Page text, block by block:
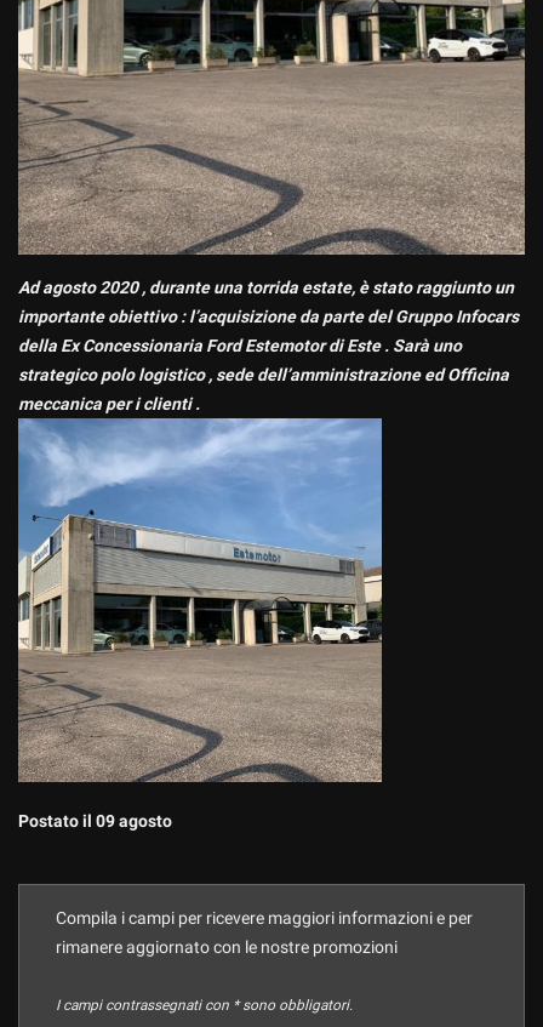
I NOSTRI SERVIZI
INTEGRATIVI
COMPRIAMO IL TUO USATO
ESTEMOTOR ,UFFICIALE
RENAULT DACIA
RECENSIONI
NEWS
Ad agosto 2020 , durante una torrida estate, è stato raggiunto un
importante obiettivo : l’acquisizione da parte del Gruppo Infocars
della Ex Concessionaria Ford Estemotor di Este . Sarà uno
strategico polo logistico , sede dell’amministrazione ed Officina
meccanica per i clienti .
Postato il 09 agosto
Compila i campi per ricevere maggiori informazioni e per
rimanere aggiornato con le nostre promozioni
I campi contrassegnati con * sono obbligatori.
tracciamento
che
adottiamo
per
offrire
le
funzionalità
e
svolgere
le
attività
seguito
descritte.
Per
ottenere
maggiori
informazioni
sull'utilità
sul
funzionamento
di
questi
strumenti
di
tracciamento
rimanda
alla
cookie
policy.
Puoi
e
le
scelte
momento.